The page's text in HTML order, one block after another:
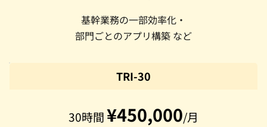
基幹業務の一部効率化・
部門ごとのアプリ構築 など
TRI-30
30時間 ¥450,000/月